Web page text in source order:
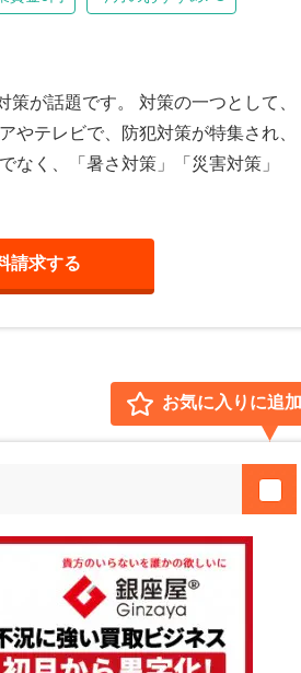
が話題です。 対策の一つとして、
やテレビで、防犯対策が特集され、
なく、「暑さ対策」「災害対策」
請求する
お気に入りに追加